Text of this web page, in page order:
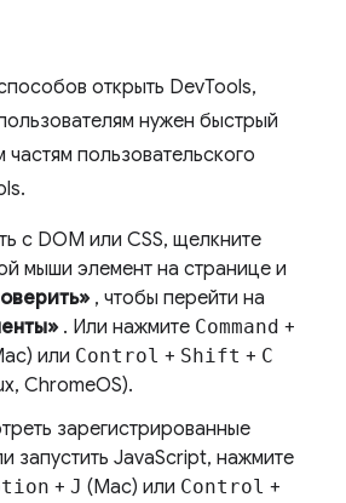
открыть DevTools,
нужен быстрый
пользовательского
с DOM или CSS, щелкните
мыши элемент на странице и
, чтобы перейти на
. Или нажмите Command +
или Control + Shift + C
ChromeOS).
зарегистрированные
запустить JavaScript, нажмите
+ J (Mac) или Control +